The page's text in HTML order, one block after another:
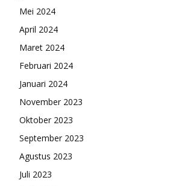
Mei 2024
April 2024
Maret 2024
Februari 2024
Januari 2024
November 2023
Oktober 2023
September 2023
Agustus 2023
Juli 2023